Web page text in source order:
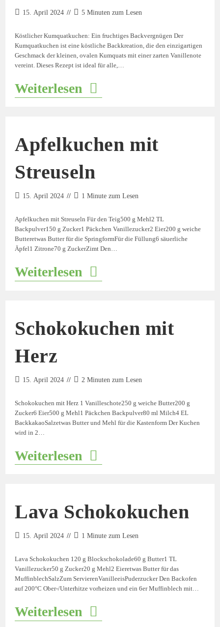
15. April 2024 5 Minuten zum Lesen
Köstlicher Kumquatkuchen: Ein fruchtiges Backvergnügen Der
Kumquatkuchen ist eine köstliche Backkreation, die den einzigartigen
Geschmack der kleinen, ovalen Kumquats mit einer zarten Vanillenote
vereint. Dieses Rezept ist ideal für alle,…
Weiterlesen
Apfelkuchen mit
Streuseln
15. April 2024 1 Minute zum Lesen
Apfelkuchen mit Streuseln Für den Teig500 g Mehl2 TL
Backpulver150 g Zucker1 Päckchen Vanillezucker2 Eier200 g weiche
Butteretwas Butter für die SpringformFür die Füllung6 säuerliche
Äpfel1 Zitrone70 g ZuckerZimt Den…
Weiterlesen
Schokokuchen mit
Herz
15. April 2024 2 Minuten zum Lesen
Schokokuchen mit Herz 1 Vanilleschote250 g weiche Butter200 g
Zucker6 Eier500 g Mehl1 Päckchen Backpulver80 ml Milch4 EL
BackkakaoSalzetwas Butter und Mehl für die Kastenform Der Kuchen
wird in 2…
Weiterlesen
Lava Schokokuchen
15. April 2024 1 Minute zum Lesen
Lava Schokokuchen 120 g Blockschokolade60 g Butter1 TL
Vanillezucker50 g Zucker20 g Mehl2 Eieretwas Butter für das
MuffinblechSalzZum ServierenVanilleeisPuderzucker Den Backofen
auf 200°C Ober-/Unterhitze vorheizen und ein 6er Muffinblech mit…
Weiterlesen